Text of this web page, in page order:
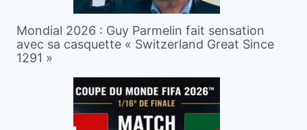
Mondial 2026 : Guy Parmelin fait sensation
avec sa casquette « Switzerland Great Since
1291 »